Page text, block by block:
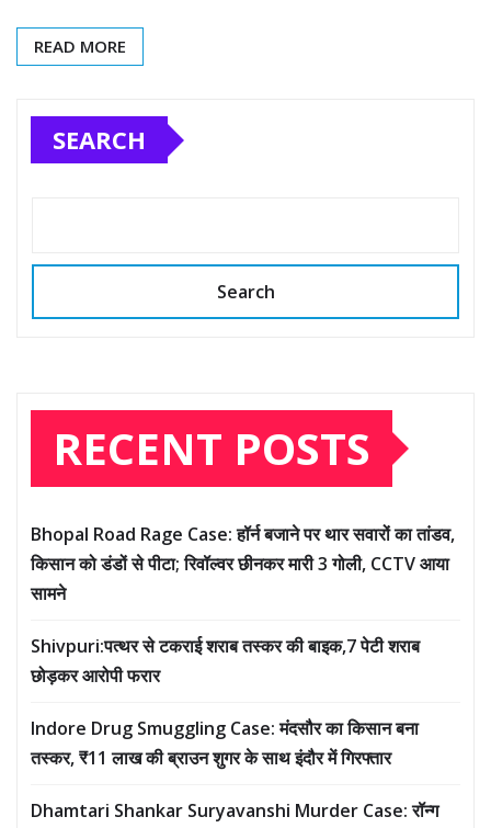
READ MORE
SEARCH
Search
RECENT POSTS
Bhopal Road Rage Case: हॉर्न बजाने पर थार सवारों का तांडव,
किसान को डंडों से पीटा; रिवॉल्वर छीनकर मारी 3 गोली, CCTV आया
सामने
Shivpuri:पत्थर से टकराई शराब तस्कर की बाइक,7 पेटी शराब
छोड़कर आरोपी फरार
Indore Drug Smuggling Case: मंदसौर का किसान बना
तस्कर, ₹11 लाख की ब्राउन शुगर के साथ इंदौर में गिरफ्तार
Dhamtari Shankar Suryavanshi Murder Case: रॉन्ग